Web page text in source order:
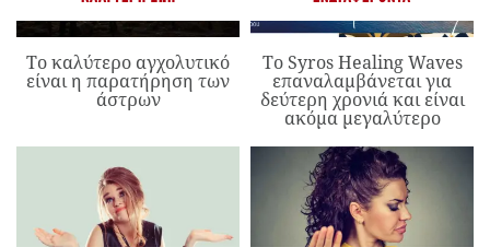
Το καλύτερο αγχολυτικό
είναι η παρατήρηση των
άστρων
Το Syros Healing Waves
επαναλαμβάνεται για
δεύτερη χρονιά και είναι
ακόμα μεγαλύτερο